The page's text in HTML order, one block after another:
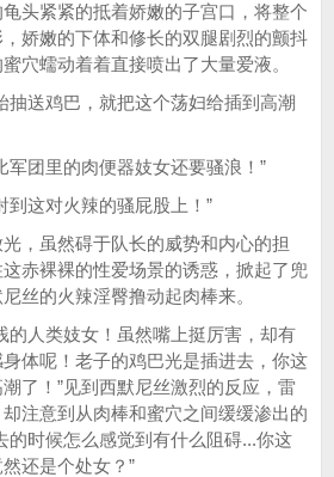
头紧紧的抵着娇嫩的子宫口，将整个
娇嫩的下体和修长的双腿剧烈的颤抖
穴蠕动着着直接喷出了大量爱液。
抽送鸡巴，就把这个荡妇给插到高潮
军团里的肉便器妓女还要骚浪！”
到这对火辣的骚屁股上！”
，虽然碍于队长的威势和内心的担
赤裸裸的性爱场景的诱惑，掀起了兜
丝的火辣淫臀撸动起肉棒来。
的人类妓女！虽然嘴上挺厉害，却有
体呢！老子的鸡巴光是插进去，你这
了！”见到西默尼丝激烈的反应，雷
注意到从肉棒和蜜穴之间缓缓渗出的
的时候怎么感觉到有什么阻碍...你这
还是个处女？”